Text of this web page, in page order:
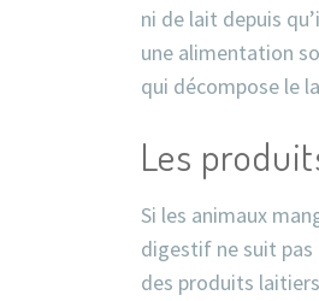
ni de lait depuis
une alimentation
qui décompose le
Les
Si les animaux
digestif ne suit
des produits